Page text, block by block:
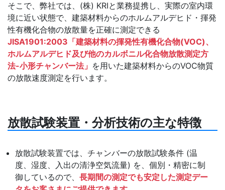
そこで、弊社では、(株) KRIと業務提携し、実際の室内環
境に近い状態で、建築材料からのホルムアルデヒド・揮発
性有機化合物の放散量を正確に測定できる
JISA1901:2003「建築材料の揮発性有機化合物(VOC)、
ホルムアルデヒド及び他のカルボニル化合物放散測定方
法-小形チャンバー法」 を用いた建築材料からのVOC物質
の放散速度測定を行います。
放散試験装置・分析技術の主な特徴
放散試験装置では、チャンバーの放散試験条件 (温
度、湿度、入出の清浄空気流量) を、個別・精密に制
御しているので、 長期間の測定でも安定した測定デー